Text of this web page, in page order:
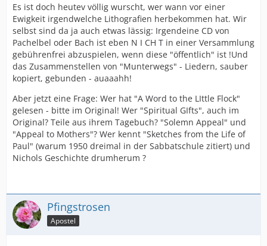
Es ist doch heutev völlig wurscht, wer wann vor einer
Ewigkeit irgendwelche Lithografien herbekommen hat. Wir
selbst sind da ja auch etwas lässig: Irgendeine CD von
Pachelbel oder Bach ist eben N I CH T in einer Versammlung
gebührenfrei abzuspielen, wenn diese "öffentlich" ist !Und
das Zusammenstellen von "Munterwegs" - Liedern, sauber
kopiert, gebunden - auaaahh!
Aber jetzt eine Frage: Wer hat "A Word to the LIttle Flock"
gelesen - bitte im Original! Wer "Spiritual GIfts", auch im
Original? Teile aus ihrem Tagebuch? "Solemn Appeal" und
"Appeal to Mothers"? Wer kennt "Sketches from the Life of
Paul" (warum 1950 dreimal in der Sabbatschule zitiert) und
Nichols Geschichte drumherum ?
Pfingstrosen
Apostel